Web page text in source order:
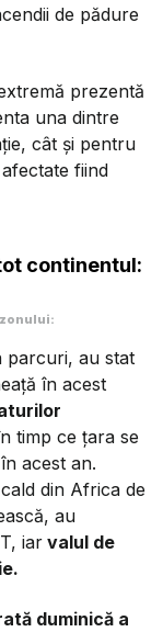
de pădure
prezentă
una dintre
cât și pentru
fiind
continentul:
parcuri, au stat
în acest
timp ce țara se
acest an.
din Africa de
au
iar valul de
duminică a